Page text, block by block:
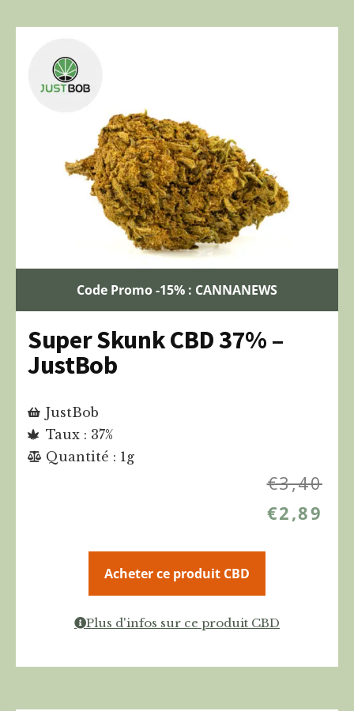
Code Promo -15% : CANNANEWS
Super Skunk CBD 37% –
JustBob
JustBob
Taux : 37%
Quantité : 1g
€3,40
€2,89
Acheter ce produit CBD
Plus d'infos sur ce produit CBD